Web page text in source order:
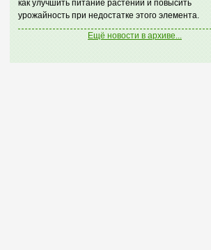
как улучшить питание растений и повысить
урожайность при недостатке этого элемента.
Ещё новости в архиве...